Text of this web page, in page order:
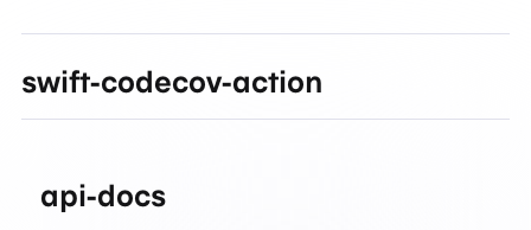
swift-codecov-action
api-docs